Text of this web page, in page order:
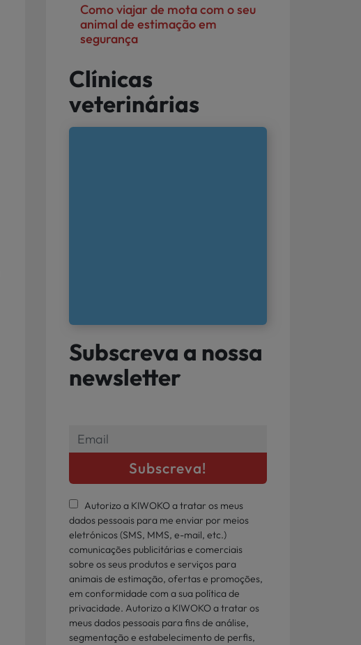
Como viajar de mota com o seu
animal de estimação em
segurança
Clínicas
veterinárias
Subscreva a nossa
newsletter
Autorizo a KIWOKO a tratar os meus
dados pessoais para me enviar por meios
eletrónicos (SMS, MMS, e-mail, etc.)
comunicações publicitárias e comerciais
sobre os seus produtos e serviços para
animais de estimação, ofertas e promoções,
em conformidade com a sua política de
privacidade. Autorizo a KIWOKO a tratar os
meus dados pessoais para fins de análise,
segmentação e estabelecimento de perfis,